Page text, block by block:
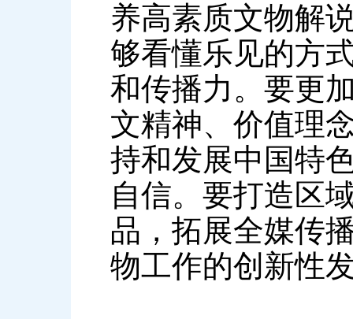
养高素质文物解
够看懂乐见的方
和传播力。要更
文精神、价值理
持和发展中国特
自信。要打造区
品，拓展全媒传
物工作的创新性